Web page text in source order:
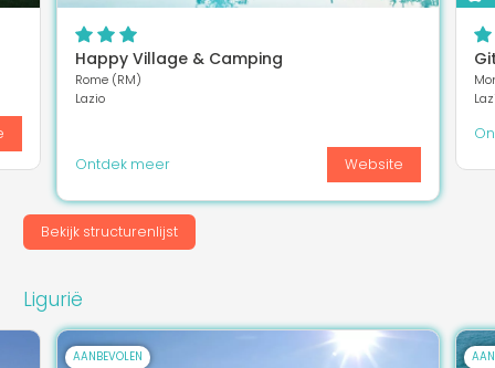
Happy Village & Camping
Rome (RM)
Lazio
Ontdek meer Website
Bekijk structurenlijst
Ligurië
AANBEVOLEN